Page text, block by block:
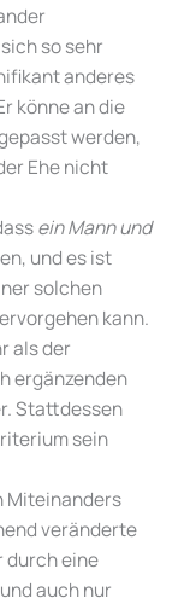
so sehr
anderes
könne an die
werden,
Ehe nicht
ein Mann und
und es ist
solchen
kann.
als der
ergänzenden
Stattdessen
sein
Miteinanders
veränderte
durch eine
auch nur